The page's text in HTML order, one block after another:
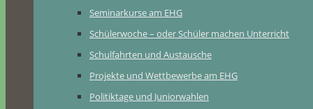
Seminarkurse am EHG
Schülerwoche – oder Schüler machen Unterricht
Schulfahrten und Austausche
Projekte und Wettbewerbe am EHG
Politiktage und Juniorwahlen